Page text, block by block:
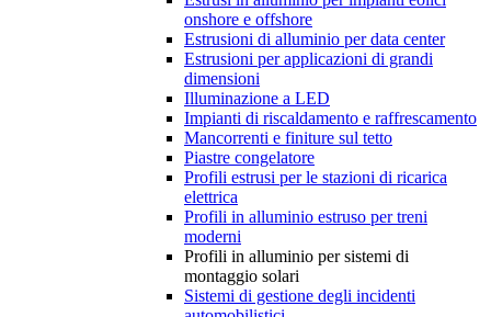
onshore e offshore
Estrusioni di alluminio per data center
Estrusioni per applicazioni di grandi
dimensioni
Illuminazione a LED
Impianti di riscaldamento e raffrescamento
Mancorrenti e finiture sul tetto
Piastre congelatore
Profili estrusi per le stazioni di ricarica
elettrica
Profili in alluminio estruso per treni
moderni
Profili in alluminio per sistemi di
montaggio solari
Sistemi di gestione degli incidenti